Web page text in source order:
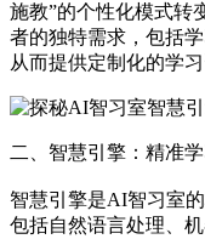
施教”的个性化模式转
者的独特需求，包括
从而提供定制化的学
二、智慧引擎：精准
智慧引擎是AI智习室
包括自然语言处理、